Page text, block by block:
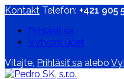
Kontakt Telefón: +421 905
Prihlásiť sa
Vytvoriť účet
Vitajte, Prihlásiť sa alebo